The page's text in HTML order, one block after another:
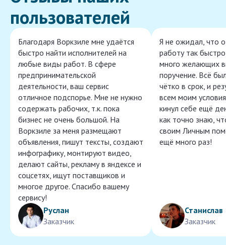
пользователей
Благодаря Воркзиле мне удаётся
быстро найти исполнителей на
любые виды работ. В сфере
предпринимательской
деятельности, ваш сервис
отличное подспорье. Мне не нужно
содержать рабочих, т.к. пока
бизнес не очень большой. На
Воркзиле за меня размещают
объявления, пишут тексты, создают
инфографику, монтируют видео,
делают сайты, рекламу в яндексе и
соцсетях, ищут поставщиков и
многое другое. Спасибо вашему
сервису!
Руслан
Заказчик
Я не ожидал, что
работу так
много желающих
поручение. Всё
чётко в срок, и
всем моим
кинул себе ещё
как точно знаю,
своим Личным
ещё много раз!
Станислав
Заказчик